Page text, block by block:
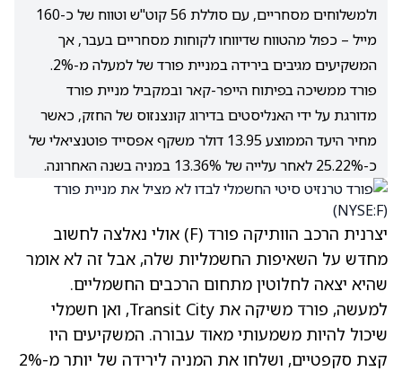
ולמשלוחים מסחריים, עם סוללת 56 קוט"ש וטווח של כ-160
מייל – כפול מהטווח שדיווחו לקוחות מסחריים בעבר, אך
המשקיעים מגיבים בירידה במניית פורד של למעלה מ-2%.
פורד ממשיכה בפיתוח הייפר-קאר ובמקביל מניית פורד
מדורגת על ידי האנליסטים בדירוג קונצנזוס של החזק, כאשר
מחיר היעד הממוצע 13.95 דולר משקף אפסייד פוטנציאלי של
כ-25.22% לאחר עלייה של 13.36% במניה בשנה האחרונה.
יצרנית הרכב הוותיקה פורד (F)
אולי נאלצה לחשוב
מחדש על השאיפות החשמליות שלה, אבל זה לא אומר
שהיא יצאה לחלוטין מתחום הרכבים החשמליים.
למעשה, פורד משיקה את Transit City, ואן חשמלי
שיכול להיות משמעותי מאוד עבורה. המשקיעים היו
קצת סקפטיים, ושלחו את המניה לירידה של יותר מ-2%